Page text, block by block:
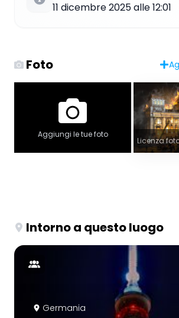
11 dicembre 2025 alle 12:01
Foto
Aggiungi le tue foto
Licenza
Intorno a questo luogo
Germania